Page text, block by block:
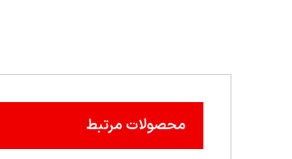
محصولات مرتبط